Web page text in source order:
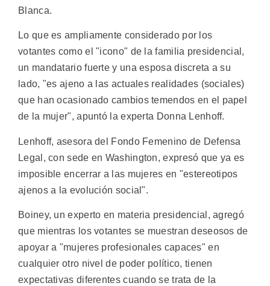
Blanca.
Lo que es ampliamente considerado por los
votantes como el "icono" de la familia presidencial,
un mandatario fuerte y una esposa discreta a su
lado, "es ajeno a las actuales realidades (sociales)
que han ocasionado cambios temendos en el papel
de la mujer", apuntó la experta Donna Lenhoff.
Lenhoff, asesora del Fondo Femenino de Defensa
Legal, con sede en Washington, expresó que ya es
imposible encerrar a las mujeres en "estereotipos
ajenos a la evolución social".
Boiney, un experto en materia presidencial, agregó
que mientras los votantes se muestran deseosos de
apoyar a "mujeres profesionales capaces" en
cualquier otro nivel de poder político, tienen
expectativas diferentes cuando se trata de la